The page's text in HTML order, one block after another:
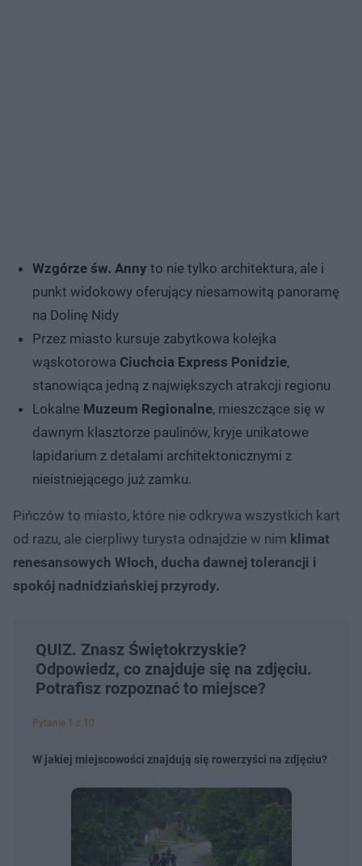
Wzgórze św. Anny to nie tylko architektura, ale i
punkt widokowy oferujący niesamowitą panoramę
na Dolinę Nidy
Przez miasto kursuje zabytkowa kolejka
wąskotorowa Ciuchcia Express Ponidzie,
stanowiąca jedną z największych atrakcji regionu
Lokalne Muzeum Regionalne, mieszczące się w
dawnym klasztorze paulinów, kryje unikatowe
lapidarium z detalami architektonicznymi z
nieistniejącego już zamku.
Pińczów to miasto, które nie odkrywa wszystkich kart
od razu, ale cierpliwy turysta odnajdzie w nim klimat
renesansowych Włoch, ducha dawnej tolerancji i
spokój nadnidziańskiej przyrody.
QUIZ. Znasz Świętokrzyskie?
Odpowiedz, co znajduje się na zdjęciu.
Potrafisz rozpoznać to miejsce?
Pytanie 1 z 10
W jakiej miejscowości znajdują się rowerzyści na zdjęciu?